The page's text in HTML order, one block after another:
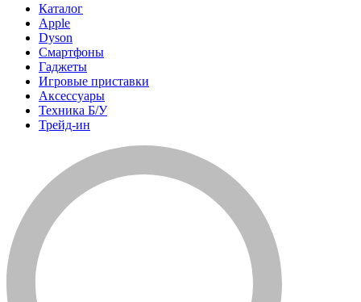
Каталог
Apple
Dyson
Смартфоны
Гаджеты
Игровые приставки
Аксессуары
Техника Б/У
Трейд-ин